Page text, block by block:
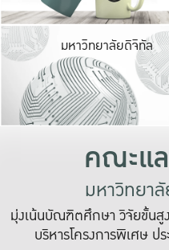
มหาวิทยาลัยดิจิทัล
คณะแ
มหาวิทยา
มุ่งเน้นบัณฑิตศึกษา วิจัยขั้นสู
บริหารโครงการพิเศษ ป